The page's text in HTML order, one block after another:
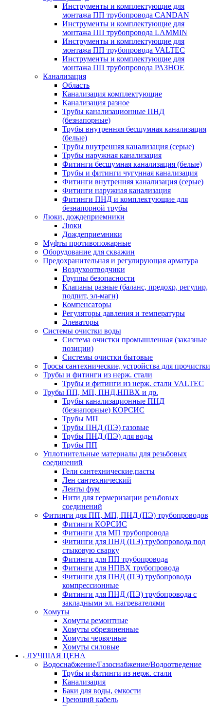
Инструменты и комплектующие для
монтажа ПП трубопровода CANDAN
Инструменты и комплектующие для
монтажа ПП трубопровода LAMMIN
Инструменты и комплектующие для
монтажа ПП трубопровода VALTEC
Инструменты и комплектующие для
монтажа ПП трубопровода РАЗНОЕ
Канализация
Область
Канализация комплектующие
Канализация разное
Трубы канализационные ПНД
(безнапорные)
Трубы внутренняя бесшумная канализация
(белые)
Трубы внутренняя канализация (серые)
Трубы наружная канализация
Фитинги бесшумная канализация (белые)
Трубы и фитинги чугунная канализация
Фитинги внутренняя канализация (серые)
Фитинги наружная канализация
Фитинги ПНД и комплектующие для
безнапорной трубы
Люки, дождеприемники
Люки
Дождеприемники
Муфты противопожарные
Оборудование для скважин
Предохранительная и регулирующая арматура
Воздухоотводчики
Группы безопасности
Клапаны разные (баланс, предохр, регулир,
подпит, эл-магн)
Компенсаторы
Регуляторы давления и температуры
Элеваторы
Системы очистки воды
Система очистки промышленная (заказные
позиции)
Системы очистки бытовые
Тросы сантехнические, устройства для прочистки
Трубы и фитинги из нерж. стали
Трубы и фитинги из нерж. стали VALTEC
Трубы ПП, МП, ПНД,НПВХ и др.
Трубы канализационные ПНД
(безнапорные) КОРСИС
Трубы МП
Трубы ПНД (ПЭ) газовые
Трубы ПНД (ПЭ) для воды
Трубы ПП
Уплотнительные материалы для резьбовых
соединений
Гели сантехнические,пасты
Лен сантехнический
Ленты фум
Нити для гермеризации резьбовых
соединений
Фитинги для ПП, МП, ПНД (ПЭ) трубопроводов
Фитинги КОРСИС
Фитинги для МП трубопровода
Фитинги для ПНД (ПЭ) трубопровода под
стыковую сварку
Фитинги для ПП трубопровода
Фитинги для НПВХ трубопровода
Фитинги для ПНД (ПЭ) трубопровода
компрессионные
Фитинги для ПНД (ПЭ) трубопровода с
закладными эл. нагревателями
Хомуты
Хомуты ремонтные
Хомуты обрезиненные
Хомуты червячные
Хомуты силовые
ЛУЧШАЯ ЦЕНА
Водоснабжение/Газоснабжение/Водоотведение
Трубы и фитинги из нерж. стали
Канализация
Баки для воды, емкости
Греющий кабель